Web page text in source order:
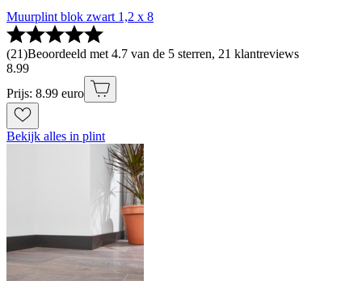
Muurplint blok zwart 1,2 x 8
(21)Beoordeeld met 4.7 van de 5 sterren, 21 klantreviews
8.99
Prijs: 8.99 euro
Bekijk alles in plint